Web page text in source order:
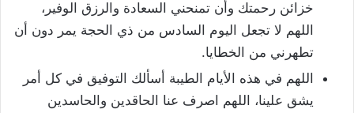
خزائن رحمتك وأن تمنحني السعادة والرزق الوفير،
اللهم لا تجعل اليوم السادس من ذي الحجة يمر دون أن
تطهرني من الخطايا.
اللهم في هذه الأيام الطيبة أسألك التوفيق في كل أمر
يشق علينا، اللهم اصرف عنا الحاقدين والحاسدين